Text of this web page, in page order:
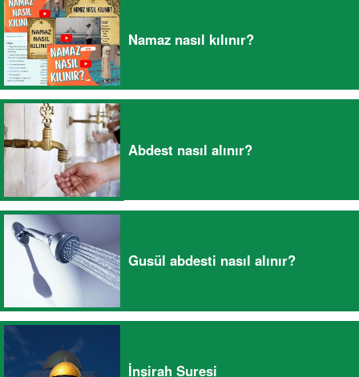
Namaz nasıl kılınır?
Abdest nasıl alınır?
Gusül abdesti nasıl alınır?
İnşirah Suresi